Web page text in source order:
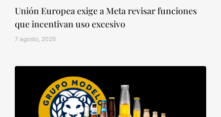
Unión Europea exige a Meta revisar funciones
que incentivan uso excesivo
7 agosto, 2026